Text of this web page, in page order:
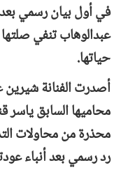
في أول بيان رسمي
عبدالوهاب تنفي
حياتها.
أصدرت الفنانة شيرين
محاميها السابق ياسر
محذرة من محاولات
رد رسمي بعد أنباء